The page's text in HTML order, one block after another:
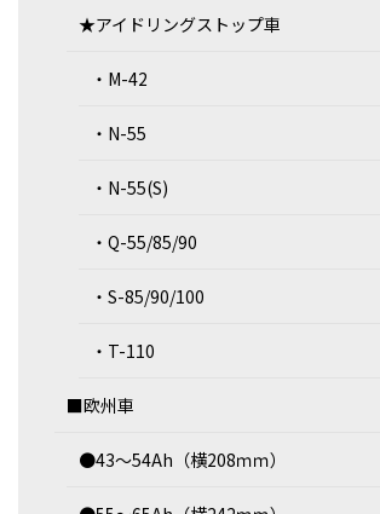
★アイドリングストップ車
・M-42
・N-55
・N-55(S)
・Q-55/85/90
・S-85/90/100
・T-110
■欧州車
●43～54Ah（横208ｍｍ）